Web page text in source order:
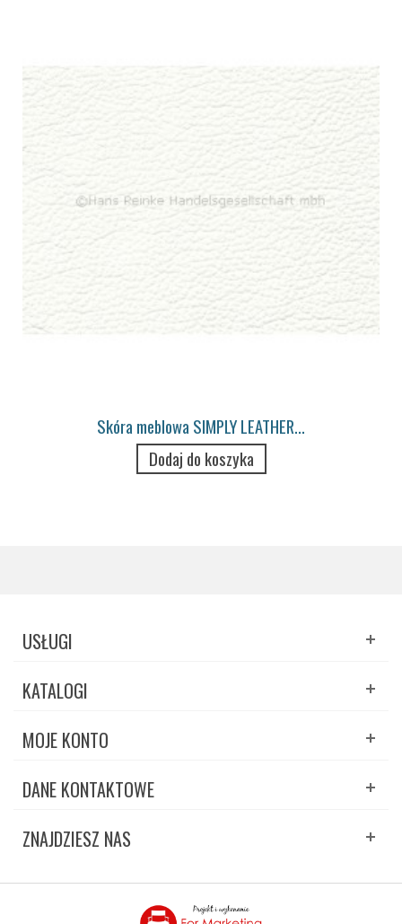
Skóra meblowa SIMPLY LEATHER...
Dodaj do koszyka
USŁUGI
KATALOGI
MOJE KONTO
DANE KONTAKTOWE
ZNAJDZIESZ NAS